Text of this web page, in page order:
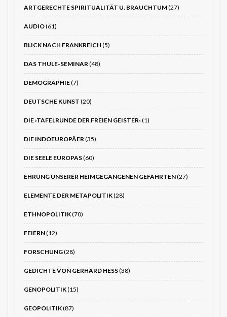
ARTGERECHTE SPIRITUALITÄT U. BRAUCHTUM(27)
AUDIO(61)
BLICK NACH FRANKREICH (5)
DAS THULE-SEMINAR (48)
DEMOGRAPHIE(7)
DEUTSCHE KUNST (20)
DIE ›TAFELRUNDE DER FREIEN GEISTER‹(1)
DIE INDOEUROPÄER (35)
DIE SEELE EUROPAS(60)
EHRUNG UNSERER HEIMGEGANGENEN GEFÄHRTEN(27)
ELEMENTE DER METAPOLITIK(28)
ETHNOPOLITIK(70)
FEIERN(12)
FORSCHUNG(28)
GEDICHTE VON GERHARD HESS(38)
GENOPOLITIK(15)
GEOPOLITIK(87)